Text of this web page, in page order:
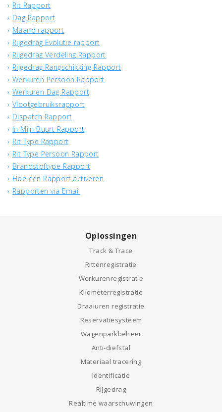
Rit Rapport
Dag Rapport
Maand rapport
Rijgedrag Evolutie rapport
Rijgedrag Verdeling Rapport
Rijgedrag Rangschikking Rapport
Werkuren Persoon Rapport
Werkuren Dag Rapport
Vlootgebruiksrapport
Dispatch Rapport
In Mijn Buurt Rapport
Rit Type Rapport
Rit Type Persoon Rapport
Brandstoftype Rapport
Hoe een Rapport activeren
Rapporten via Email
Oplossingen
Track & Trace
Rittenregistratie
Werkurenregistratie
Kilometerregistratie
Draaiuren registratie
Reservatiesysteem
Wagenparkbeheer
Anti-diefstal
Materiaal tracering
Identificatie
Rijgedrag
Realtime waarschuwingen